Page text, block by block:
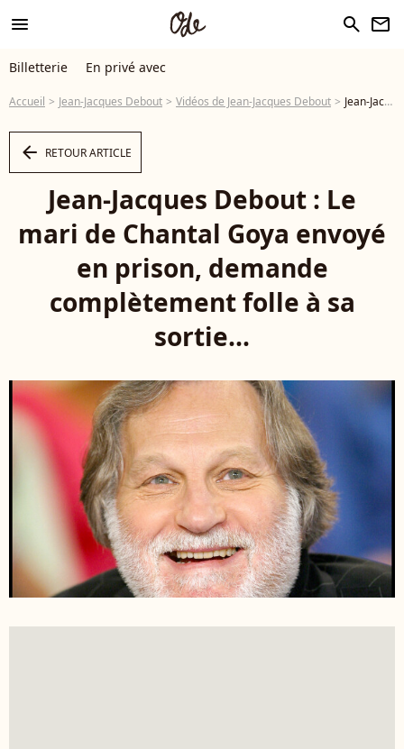
menu search newsletter
Billetterie En privé avec
Accueil Jean-Jacques Debout Vidéos de Jean-Jacques Debout Jean-Jacques Debout : Le mari de Chantal Goya envoyé en prison, demande complètement folle à sa sortie... - Vidéo
arrow_left RETOUR ARTICLE
Jean-Jacques Debout : Le
mari de Chantal Goya envoyé
en prison, demande
complètement folle à sa
sortie...